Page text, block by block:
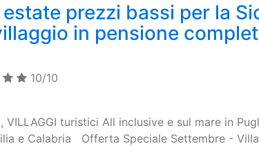
prezzi bassi per la
in pensione
10/10
VILLAGGI turistici All inclusive e sul mare in
e Calabria Offerta Speciale Settembre -